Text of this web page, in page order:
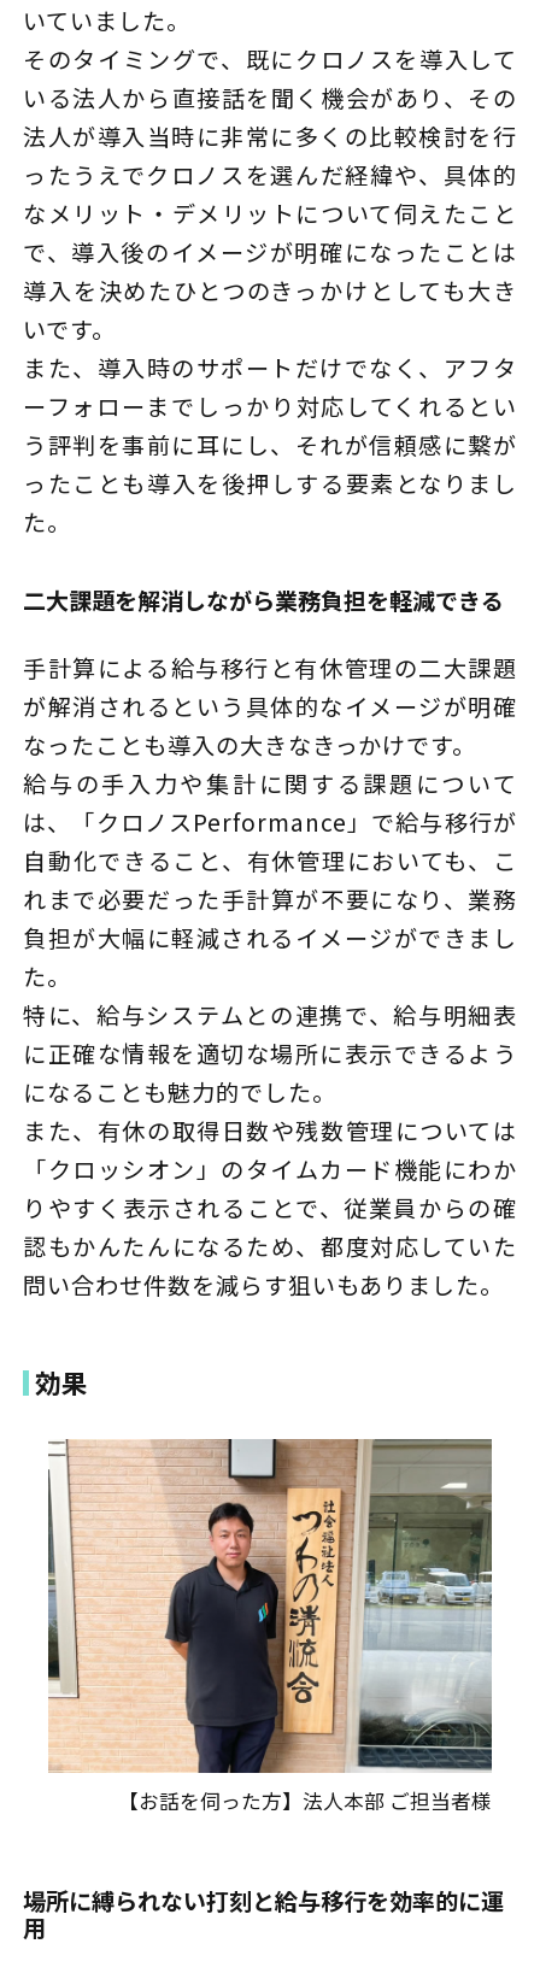
いていました。
そのタイミングで、既にクロノスを導入して
いる法人から直接話を聞く機会があり、その
法人が導入当時に非常に多くの比較検討を行
ったうえでクロノスを選んだ経緯や、具体的
なメリット・デメリットについて伺えたこと
で、導入後のイメージが明確になったことは
導入を決めたひとつのきっかけとしても大き
いです。
また、導入時のサポートだけでなく、アフタ
ーフォローまでしっかり対応してくれるとい
う評判を事前に耳にし、それが信頼感に繋が
ったことも導入を後押しする要素となりまし
た。
二大課題を解消しながら業務負担を軽減できる
手計算による給与移行と有休管理の二大課題
が解消されるという具体的なイメージが明確
なったことも導入の大きなきっかけです。
給与の手入力や集計に関する課題について
は、「クロノスPerformance」で給与移行が
自動化できること、有休管理においても、こ
れまで必要だった手計算が不要になり、業務
負担が大幅に軽減されるイメージができまし
た。
特に、給与システムとの連携で、給与明細表
に正確な情報を適切な場所に表示できるよう
になることも魅力的でした。
また、有休の取得日数や残数管理については
「クロッシオン」のタイムカード機能にわか
りやすく表示されることで、従業員からの確
認もかんたんになるため、都度対応していた
問い合わせ件数を減らす狙いもありました。
効果
【お話を伺った方】法人本部 ご担当者様
場所に縛られない打刻と給与移行を効率的に運
用